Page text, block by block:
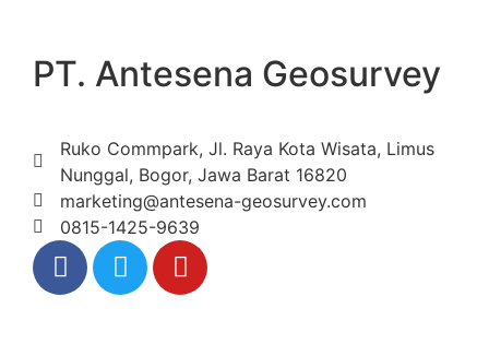
PT. Antesena Geosurvey
Ruko Commpark, Jl. Raya Kota Wisata, Limus
Nunggal, Bogor, Jawa Barat 16820
marketing@antesena-geosurvey.com
0815-1425-9639